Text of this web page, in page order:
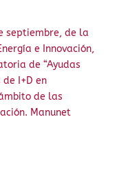
septiembre, de la
e Innovación,
de “Ayudas
I+D en
de las
Manunet